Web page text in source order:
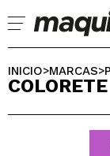
Ya soy
INICIO>MARCAS>